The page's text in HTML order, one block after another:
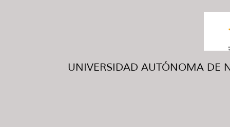
UNIVERSIDAD AUTÓNOMA DE